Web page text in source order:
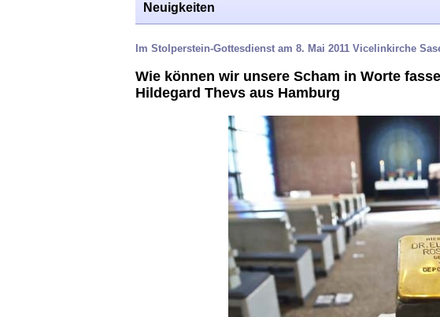
Neuigkeiten
Im Stolperstein-Gottesdienst am 8. Mai 2011 Vicelinkirche
Wie können wir unsere Scham in Worte
Hildegard Thevs aus Hamburg